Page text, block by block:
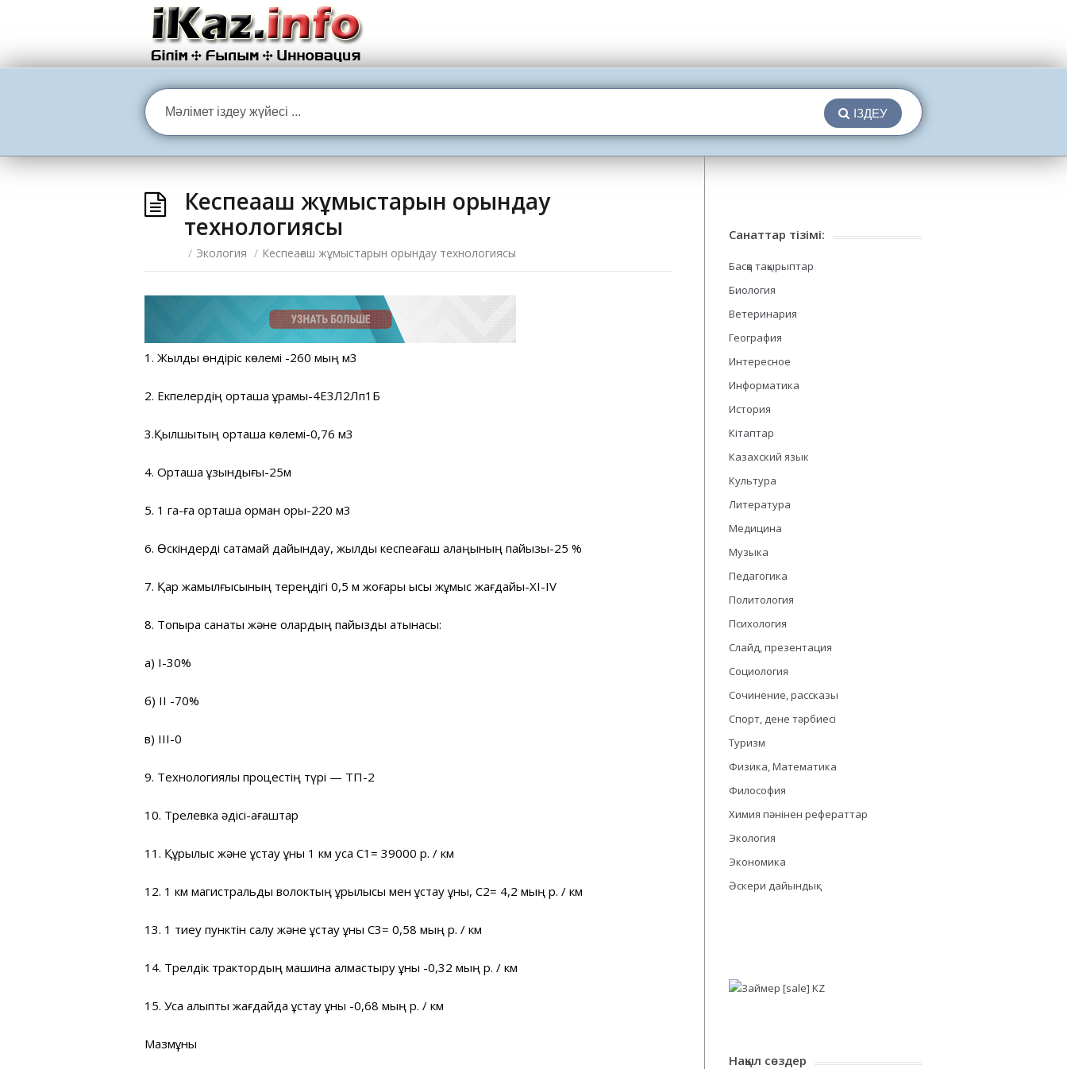
ІЗДЕУ
Кеспеағаш жұмыстарын орындау
технологиясы
/ Экология / Кеспеағаш жұмыстарын орындау технологиясы
1. Жылдық өндіріс көлемі -260 мың м3
2. Екпелердің орташа құрамы-4Е3Л2Лп1Б
3.Қылшықтың орташа көлемі-0,76 м3
4. Орташа ұзындығы-25м
5. 1 га-ға орташа орман қоры-220 м3
6. Өскіндерді сақтамай дайындау, жылдық кеспеағаш алаңының пайызы-25 %
7. Қар жамылғысының тереңдігі 0,5 м жоғары қысқы жұмыс жағдайы-ХІ-IV
8. Топырақ санаты және олардың пайыздық қатынасы:
а) I-30%
б) ІІ -70%
в) III-0
9. Технологиялық процестің түрі — ТП-2
10. Трелевка әдісі-ағаштар
11. Құрылыс және ұстау құны 1 км уса С1= 39000 р. / км
12. 1 км магистральды волоктың құрылысы мен ұстау құны, С2= 4,2 мың р. / км
13. 1 тиеу пунктін салу және ұстау құны С3= 0,58 мың р. / км
14. Трелдік трактордың машина алмастыру құны -0,32 мың р. / км
15. Уса қалыпты жағдайда ұстау құны -0,68 мың р. / км
Мазмұны
Санаттар тізімі:
Басқа тақырыптар
Биология
Ветеринария
География
Интересное
Информатика
История
Кітаптар
Казахский язык
Культура
Литература
Медицина
Музыка
Педагогика
Политология
Психология
Слайд, презентация
Социология
Сочинение, рассказы
Спорт, дене тәрбиесі
Туризм
Физика, Математика
Философия
Химия пәнінен рефераттар
Экология
Экономика
Әскери дайындық
Нақыл сөздер